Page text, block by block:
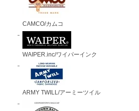
CAMCO/カムコ
WAIPER.inc/ワイパーインク
ARMY TWILL/アーミーツイル